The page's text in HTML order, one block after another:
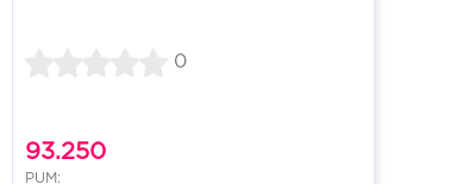
0
93.250
PUM: